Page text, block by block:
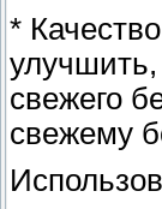
*
свежего
свежему